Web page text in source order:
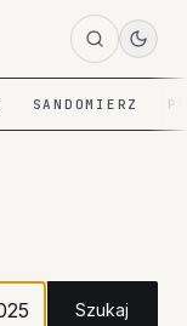
SANDOMIERZ
Szukaj